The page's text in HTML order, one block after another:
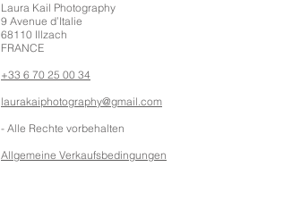
Laura Kail Photography
9 Avenue d’Italie
68110 Illzach
FRANCE
+33 6 70 25 00 34
laurakaiphotography@gmail.com
- Alle Rechte vorbehalten
Allgemeine Verkaufsbedingungen